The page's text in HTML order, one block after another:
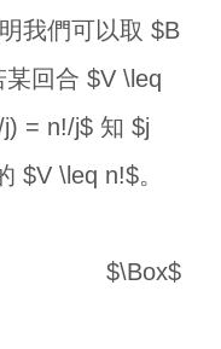
我們可以取 $B
回合 $V \leq
= n!/j$ 知 $j
$V \leq n!$。
$\Box$